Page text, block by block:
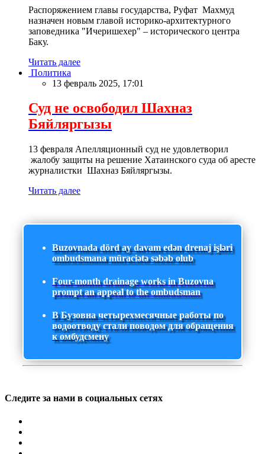
Распоряжением главы государства, Руфат Махмуд
назначен новым главой историко-архитектурного
заповедника "Ичеришехер" – исторического центра
Баку.
Читать далее
Политика
13 февраль 2025, 17:01
Суд не освободил Шахназ
Бяйляргызы
13 февраля Апелляционный суд не удовлетворил
жалобу защиты на решение Хатаинского суда об аресте
журналистки Шахназ Бяйляргызы.
Читать далее
Buzovnada dörd ay davam edən drenaj işləri
ombudsmana müraciətə səbəb olub
Four-month drainage works in Buzovna
prompt an appeal to the ombudsman
В Бузовна четырехмесячные работы по
водоотводу стали поводом для обращения
к омбудсмену
Следите за нами в социальных сетях